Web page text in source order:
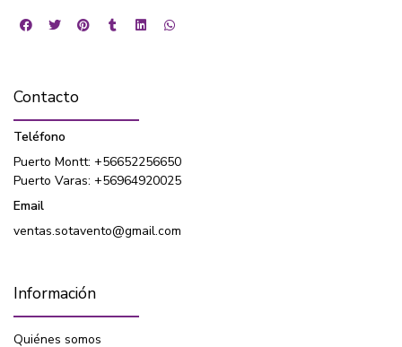
Contacto
Teléfono
Puerto Montt: +56652256650
Puerto Varas: +56964920025
Email
ventas.sotavento@gmail.com
Información
Quiénes somos